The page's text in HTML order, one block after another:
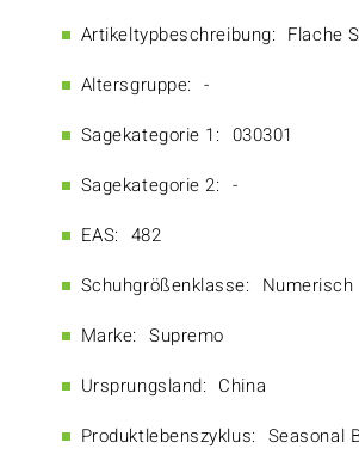
Artikeltypbeschreibung: Flache
Altersgruppe: -
Sagekategorie 1: 030301
Sagekategorie 2: -
EAS: 482
Schuhgrößenklasse: Numerisch
Marke: Supremo
Ursprungsland: China
Produktlebenszyklus: Seasonal